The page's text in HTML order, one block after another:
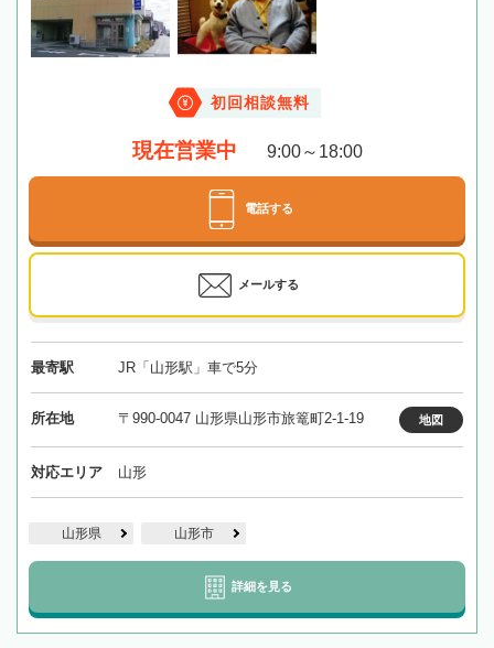
初回相談無料
現在営業中 9:00～18:00
電話する
メールする
最寄駅 JR「山形駅」車で5分
所在地 〒990-0047 山形県山形市旅篭町2-1-19 地図
対応エリア 山形
山形県 山形市
詳細を見る